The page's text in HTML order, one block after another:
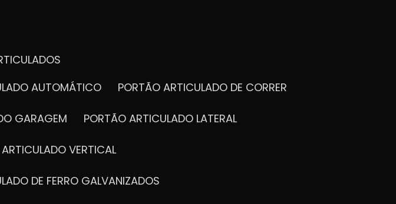
AUTOMÁTICO PORTÃO ARTICULADO DE CORRER
GARAGEM PORTÃO ARTICULADO LATERAL
ARTICULADO VERTICAL
DE FERRO GALVANIZADOS